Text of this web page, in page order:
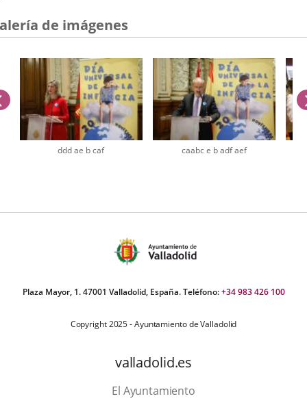
de imágenes
ddd ae b caf caabc e b adf aef
anterior
Plaza Mayor, 1. 47001 Valladolid, España. Teléfono:+34 983 426 100
Copyright 2025 - Ayuntamiento de Valladolid
valladolid.es
El Ayuntamiento